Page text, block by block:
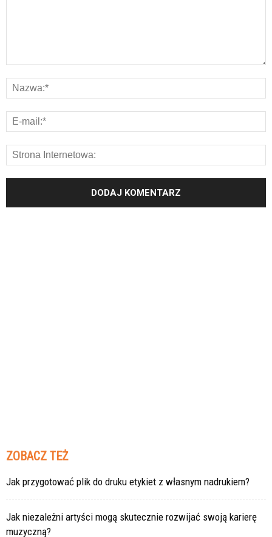
ZOBACZ TEŻ
Jak przygotować plik do druku etykiet z własnym nadrukiem?
Jak niezależni artyści mogą skutecznie rozwijać swoją karierę
muzyczną?